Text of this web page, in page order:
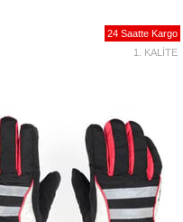
24 Saatte Kargo
1. KALİTE